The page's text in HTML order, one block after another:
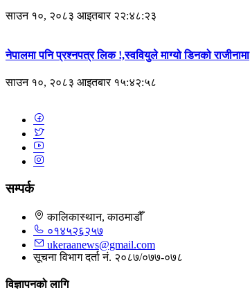
साउन १०, २०८३ आइतबार २२:४८:२३
नेपालमा पनि प्रश्नपत्र लिक !,स्ववियुले माग्यो डिनको राजीनामा
साउन १०, २०८३ आइतबार १५:४२:५८
सम्पर्क
कालिकास्थान, काठमाडौँ
०१४५२६२५७
ukeraanews@gmail.com
सूचना विभाग दर्ता नं. २०८७/०७७-०७८
विज्ञापनको लागि